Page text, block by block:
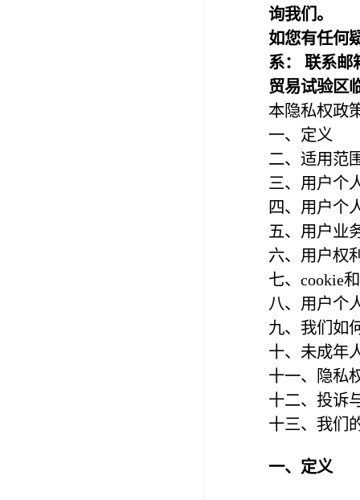
询我们。
如您有任何
系： 联系邮
贸易试验区
本隐私权政
一、定义
二、适用范
三、用户个
四、用户个
五、用户业
六、用户权
七、cookie
八、用户个
九、我们如
十、未成年
十一、隐私
十二、投诉
十三、我们
一、定义